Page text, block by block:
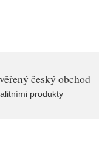
český obchod
produkty